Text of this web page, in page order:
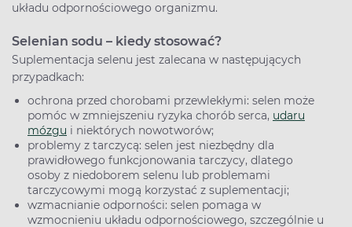
układu odpornościowego organizmu.
Selenian sodu – kiedy stosować?
Suplementacja selenu jest zalecana w następujących
przypadkach:
ochrona przed chorobami przewlekłymi: selen może
pomóc w zmniejszeniu ryzyka chorób serca, udaru
mózgu i niektórych nowotworów;
problemy z tarczycą: selen jest niezbędny dla
prawidłowego funkcjonowania tarczycy, dlatego
osoby z niedoborem selenu lub problemami
tarczycowymi mogą korzystać z suplementacji;
wzmacnianie odporności: selen pomaga w
wzmocnieniu układu odpornościowego, szczególnie u